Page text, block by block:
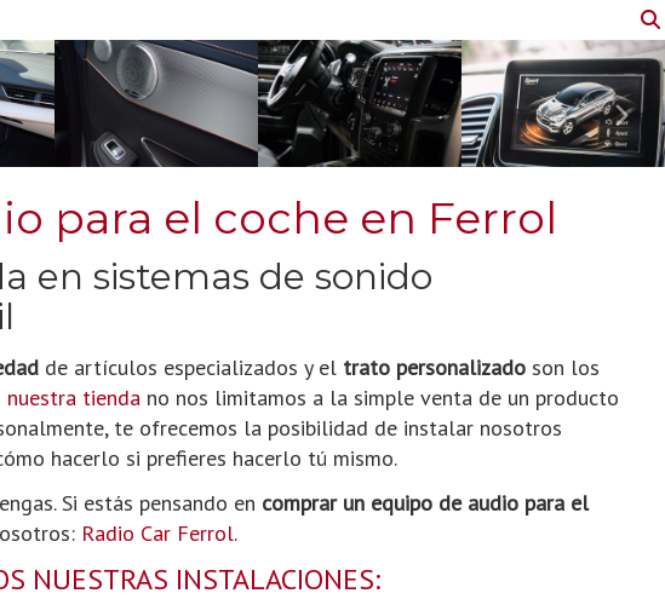
para el coche en Ferrol
en sistemas de sonido
de artículos especializados y el trato personalizadoson los
nuestra tienda no nos limitamos a la simple venta de un producto
te ofrecemos la posibilidad de instalar nosotros
hacerlo si prefieres hacerlo tú mismo.
Si estás pensando en comprar un equipo de audio para el
Radio Car Ferrol.
NUESTRAS INSTALACIONES: